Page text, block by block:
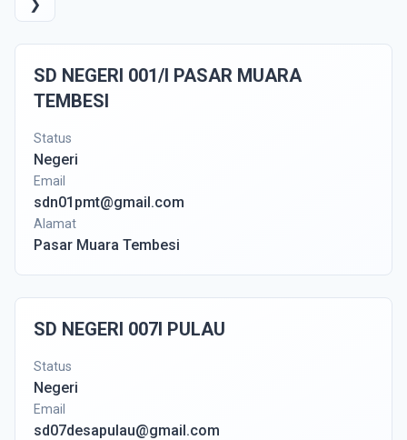
❯
SD NEGERI 001/I PASAR MUARA
TEMBESI
Status
Negeri
Email
sdn01pmt@gmail.com
Alamat
Pasar Muara Tembesi
SD NEGERI 007I PULAU
Status
Negeri
Email
sd07desapulau@gmail.com